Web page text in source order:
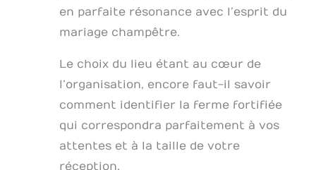
en parfaite résonance avec l’esprit du
mariage champêtre.
Le choix du lieu étant au cœur de
l’organisation, encore faut-il savoir
comment identifier la ferme fortifiée
qui correspondra parfaitement à vos
attentes et à la taille de votre
réception.